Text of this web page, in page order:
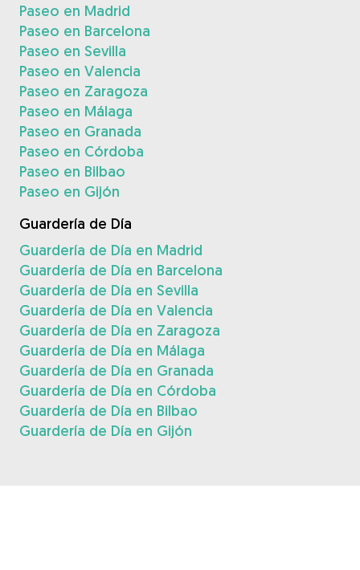
Paseo en Madrid
Paseo en Barcelona
Paseo en Sevilla
Paseo en Valencia
Paseo en Zaragoza
Paseo en Málaga
Paseo en Granada
Paseo en Córdoba
Paseo en Bilbao
Paseo en Gijón
Guardería de Día
Guardería de Día en Madrid
Guardería de Día en Barcelona
Guardería de Día en Sevilla
Guardería de Día en Valencia
Guardería de Día en Zaragoza
Guardería de Día en Málaga
Guardería de Día en Granada
Guardería de Día en Córdoba
Guardería de Día en Bilbao
Guardería de Día en Gijón